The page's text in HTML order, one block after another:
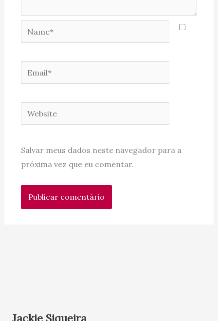
Name*
Email*
Website
Salvar meus dados neste navegador para a
próxima vez que eu comentar.
Jackie Siqueira